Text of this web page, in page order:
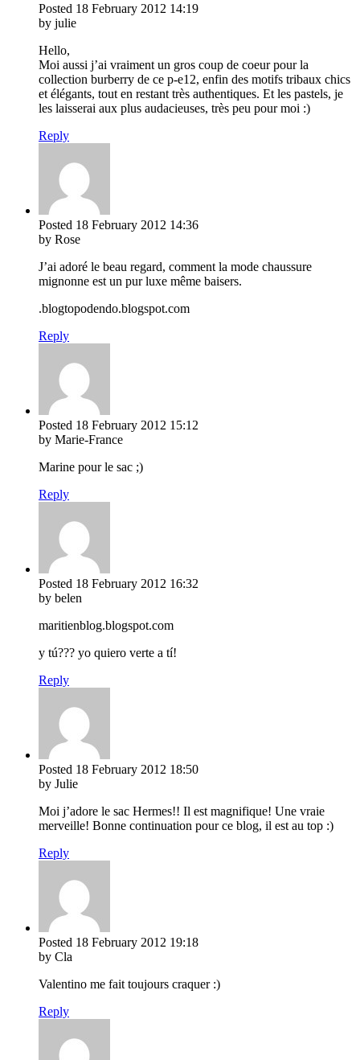
Posted 18 February 2012 14:19
by julie
Hello,
Moi aussi j’ai vraiment un gros coup de coeur pour la
collection burberry de ce p-e12, enfin des motifs tribaux chics
et élégants, tout en restant très authentiques. Et les pastels, je
les laisserai aux plus audacieuses, très peu pour moi :)
Reply
Posted 18 February 2012 14:36
by Rose
J’ai adoré le beau regard, comment la mode chaussure
mignonne est un pur luxe même baisers.
.blogtopodendo.blogspot.com
Reply
Posted 18 February 2012 15:12
by Marie-France
Marine pour le sac ;)
Reply
Posted 18 February 2012 16:32
by belen
maritienblog.blogspot.com
y tú??? yo quiero verte a tí!
Reply
Posted 18 February 2012 18:50
by Julie
Moi j’adore le sac Hermes!! Il est magnifique! Une vraie
merveille! Bonne continuation pour ce blog, il est au top :)
Reply
Posted 18 February 2012 19:18
by Cla
Valentino me fait toujours craquer :)
Reply